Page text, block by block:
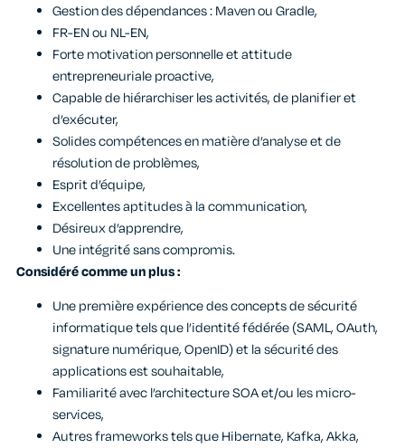
Gestion des dépendances : Maven ou Gradle,
FR-EN ou NL-EN,
Forte motivation personnelle et attitude
entrepreneuriale proactive,
Capable de hiérarchiser les activités, de planifier et
d’exécuter,
Solides compétences en matière d’analyse et de
résolution de problèmes,
Esprit d’équipe,
Excellentes aptitudes à la communication,
Désireux d’apprendre,
Une intégrité sans compromis.
Considéré comme un plus :
Une première expérience des concepts de sécurité
informatique tels que l’identité fédérée (SAML, OAuth,
signature numérique, OpenID) et la sécurité des
applications est souhaitable,
Familiarité avec l’architecture SOA et/ou les micro-
services,
Autres frameworks tels que Hibernate, Kafka, Akka,